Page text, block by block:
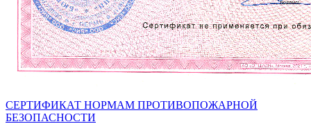
СЕРТИФИКАТ НОРМАМ ПРОТИВОПОЖАРНОЙ
БЕЗОПАСНОСТИ